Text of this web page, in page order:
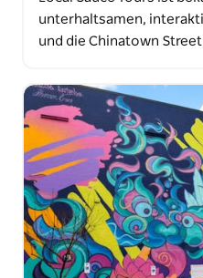
unterhaltsamen,
und die Chinatown